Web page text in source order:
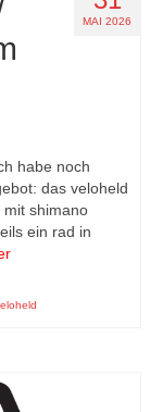
MAI 2026
habe noch
das veloheld
shimano
ein rad in